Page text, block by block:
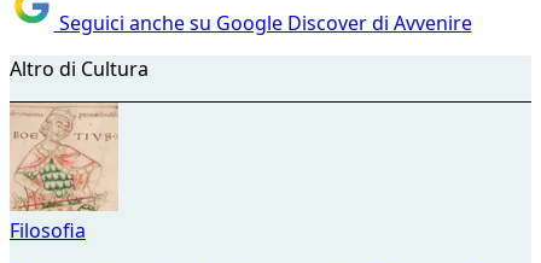
Seguici anche su Google Discover di Avvenire
Altro di Cultura
Filosofia